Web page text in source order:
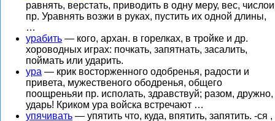
равнять, верстать, приводить в одну меру, вес, числои
пр. Уравнять возжи в руках, пустить их одной длины,
…
урабить — кого, архан. в горелках, в тройке и др.
хороводных играх: почкать, запятнать, засалить,
поймать или ударить.
ура — крик восторженного одобренья, радости и
привета, мужественого ободренья, общего
поощреньяи пр. исполать, здравствуй; разом, дружно,
ударь! Криком ура войска встречают …
упячивать — упятить что, куда, впятить, запятить. -ся ,